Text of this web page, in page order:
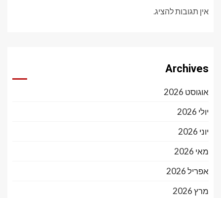
אין תגובות להציג.
Archives
אוגוסט 2026
יולי 2026
יוני 2026
מאי 2026
אפריל 2026
מרץ 2026